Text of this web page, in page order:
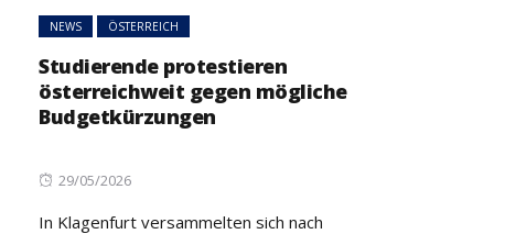
NEWS ÖSTERREICH
Studierende protestieren
österreichweit gegen mögliche
Budgetkürzungen
Posted
29/05/2026
In Klagenfurt versammelten sich nach